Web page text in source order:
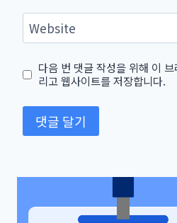
Website
다음 번 댓글 작성을 위해 이
리고 웹사이트를 저장합니다.